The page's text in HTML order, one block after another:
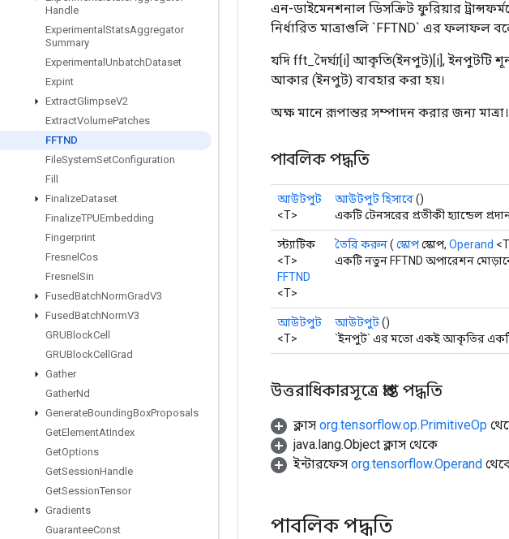
Handle
Experimental StatsAggregator
Summary
Experimental UnbatchDataset
Expint
ExtractGlimpseV2
ExtractVolumePatches
FFTND
FileSystemSetConfiguration
Fill
FinalizeDataset
FinalizeTPUEmbedding
Fingerprint
Fresnel Cos
Fresnel Sin
FusedBatchNormGradV3
FusedBatchNormV3
GRUBlockCell
GRUBlockCell Grad
Gather
GatherNd
GenerateBoundingBoxProposals
GetElementAtIndex
GetOptions
GetSessionHandle
GetSessionTensor
Gradients
GuaranteeConst
এন-ডাইমেনশনাল ডিসক্রিট ফুরিয়ার
নির্ধারিত মাত্রাগুলি `FFTND` এর ফলাফল
যদি fft_দৈর্ঘ্য[i] আকৃতি(ইনপুট)[i], ইনপুটটি
আকার (ইনপুট) ব্যবহার করা হয়।
অক্ষ মানে রূপান্তর সম্পাদন করার জন্য
পাবলিক পদ্ধতি
আউটপুট
<T>
আউটপুট হিসাবে()
একটি টেনসরের প্রতীকী হ্যান্ডেল
স্ট্যাটিক
<T>
FFTND
<T>
তৈরি করুন( স্কোপস্কোপ, Operand
একটি নতুন FFTND অপারেশন
আউটপুট
<T>
আউটপুট()
`ইনপুট` এর মতো একই আকৃতির
উত্তরাধিকারসূত্রে প্রাপ্ত পদ্ধতি
ক্লাস org.tensorflow.op.PrimitiveOp
java.lang.Object ক্লাস থেকে
ইন্টারফেস org.tensorflow.Operand
পাবলিক পদ্ধতি